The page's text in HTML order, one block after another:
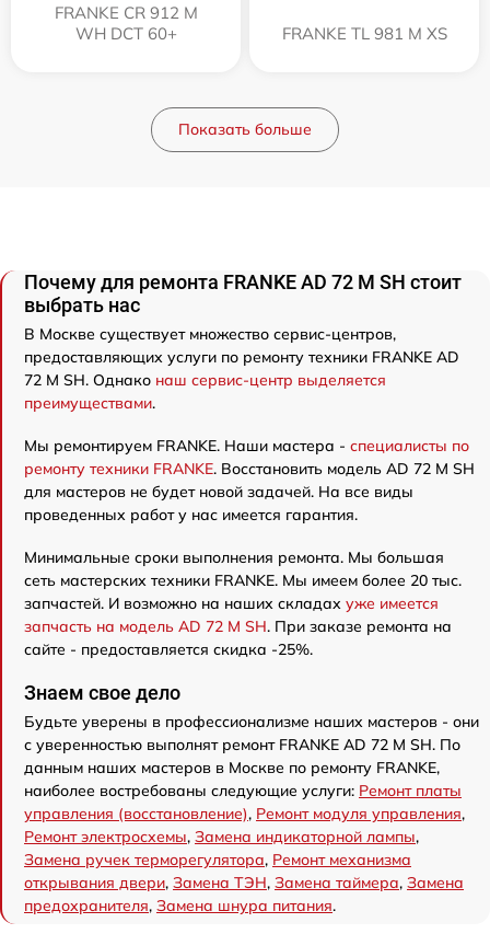
FRANKE CR 912 M
WH DCT 60+
FRANKE TL 981 M XS
Показать больше
Почему для ремонта FRANKE AD 72 M SH стоит
выбрать нас
В Москве существует множество сервис-центров,
предоставляющих услуги по ремонту техники FRANKE AD
72 M SH. Однако наш сервис-центр выделяется
преимуществами.
Мы ремонтируем FRANKE. Наши мастера - специалисты по
ремонту техники FRANKE. Восстановить модель AD 72 M SH
для мастеров не будет новой задачей. На все виды
проведенных работ у нас имеется гарантия.
Минимальные сроки выполнения ремонта. Мы большая
сеть мастерских техники FRANKE. Мы имеем более 20 тыс.
запчастей. И возможно на наших складах уже имеется
запчасть на модель AD 72 M SH. При заказе ремонта на
сайте - предоставляется скидка -25%.
Знаем свое дело
Будьте уверены в профессионализме наших мастеров - они
с уверенностью выполнят ремонт FRANKE AD 72 M SH. По
данным наших мастеров в Москве по ремонту FRANKE,
наиболее востребованы следующие услуги: Ремонт платы
управления (восстановление), Ремонт модуля управления,
Ремонт электросхемы, Замена индикаторной лампы,
Замена ручек терморегулятора, Ремонт механизма
открывания двери, Замена ТЭН, Замена таймера, Замена
предохранителя, Замена шнура питания.